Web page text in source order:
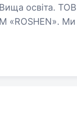
Глобал» — офіційний
«ROSHEN».